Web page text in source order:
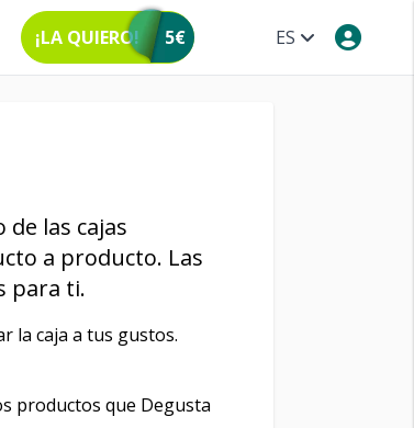
ES
¡LA QUIERO! 5€
las cajas
a producto. Las
para ti.
la caja a tus gustos.
productos que Degusta